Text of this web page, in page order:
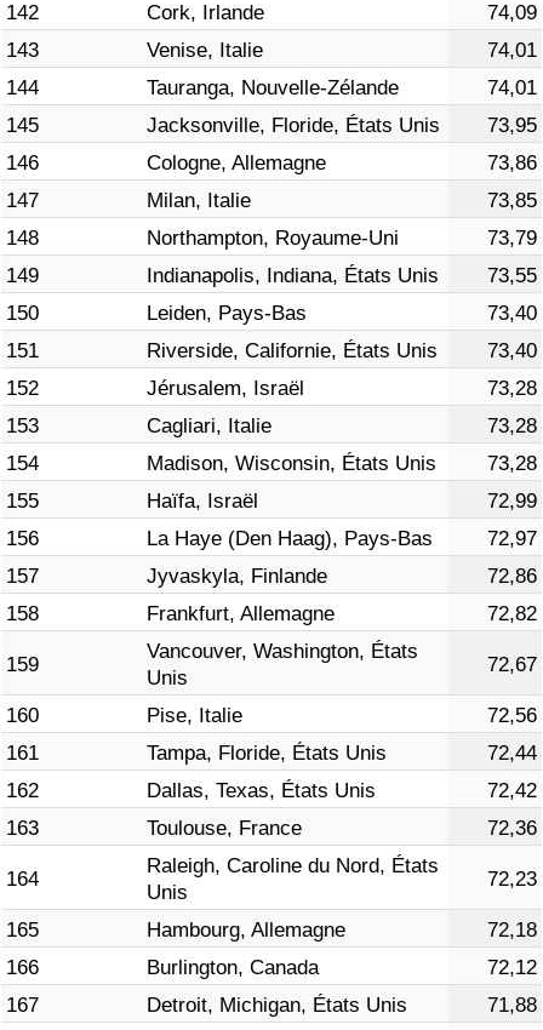
142
Cork, Irlande
74,09
143
Venise, Italie
74,01
144
Tauranga, Nouvelle-Zélande
74,01
145
Jacksonville, Floride, États Unis
73,95
146
Cologne, Allemagne
73,86
147
Milan, Italie
73,85
148
Northampton, Royaume-Uni
73,79
149
Indianapolis, Indiana, États Unis
73,55
150
Leiden, Pays-Bas
73,40
151
Riverside, Californie, États Unis
73,40
152
Jérusalem, Israël
73,28
153
Cagliari, Italie
73,28
154
Madison, Wisconsin, États Unis
73,28
155
Haïfa, Israël
72,99
156
La Haye (Den Haag), Pays-Bas
72,97
157
Jyvaskyla, Finlande
72,86
158
Frankfurt, Allemagne 72,82
159
Vancouver, Washington, États
Unis
72,67
160 Pise, Italie
72,56
161
Tampa, Floride, États Unis
72,44
162
Dallas, Texas, États Unis
72,42
163
Toulouse, France 72,36
164
Raleigh, Caroline du Nord, États
Unis
72,23
165 Hambourg, Allemagne
72,18
166
Burlington, Canada
72,12
167
Detroit, Michigan, États Unis
71,88